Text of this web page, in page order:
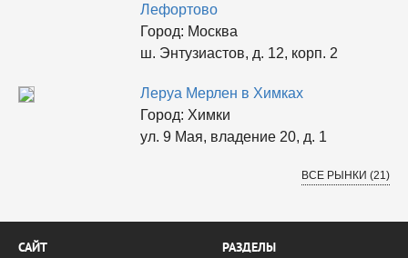
Лефортово
Город: Москва
ш. Энтузиастов, д. 12, корп. 2
Леруа Мерлен в Химках
Город: Химки
ул. 9 Мая, владение 20, д. 1
ВСЕ РЫНКИ (21)
САЙТ РАЗДЕЛЫ